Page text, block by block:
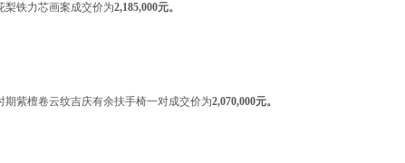
梨铁力芯画案成交价为2,185,000元。
期紫檀卷云纹吉庆有余扶手椅一对成交价为2,070,000元。